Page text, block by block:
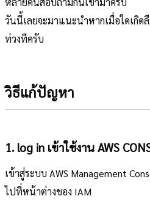
วันนี้เลยจะมาแนะนำหากเมื่อใดเกิ
ท่วงทีครับ
วิธีแก้ปัญหา
1. log in เข้าใช้งาน AWS
เข้าสู่ระบบ AWS Management
ไปที่หน้าต่างของ IAM